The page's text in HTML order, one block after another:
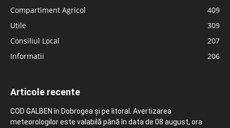
Compartiment Agricol
409
Utile
309
Consiliul Local
207
Informatii
206
Articole recente
COD GALBEN în Dobrogea și pe litoral. Avertizarea
meteorologilor este valabilă până în data de 08 august, ora